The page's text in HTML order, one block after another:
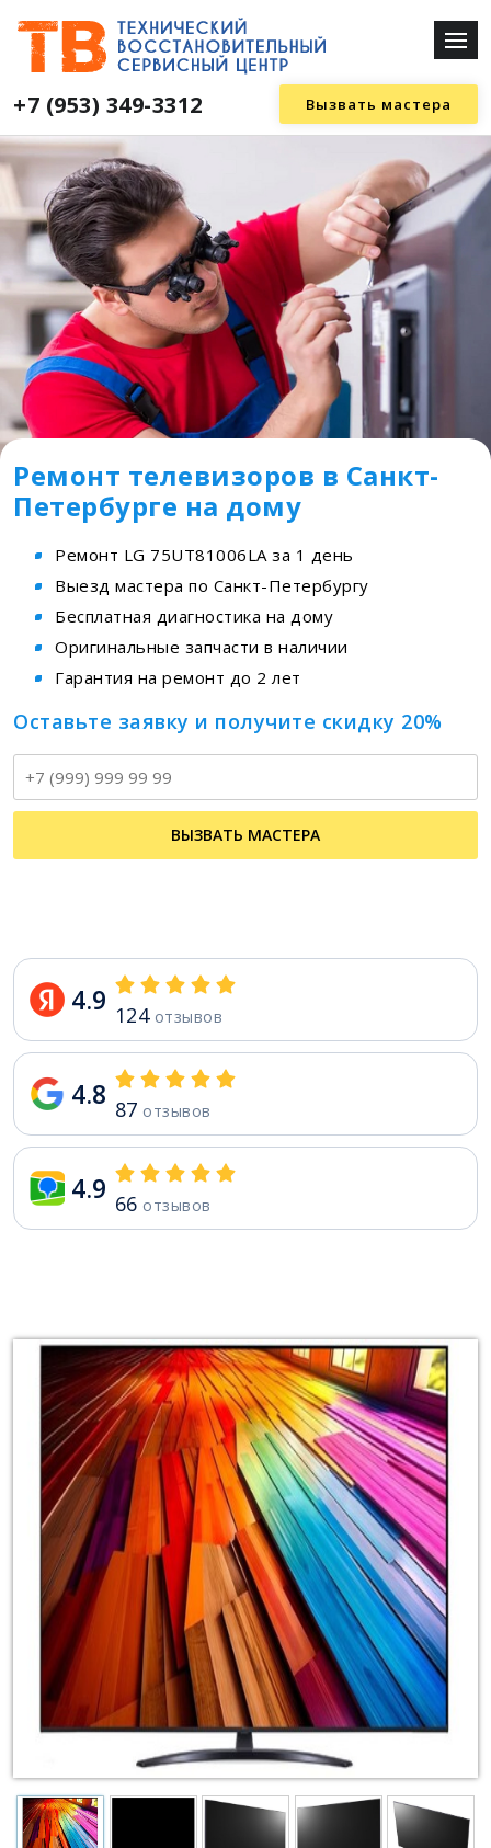
+7 (953) 349-3312 Вызвать мастера
Ремонт телевизоров в Санкт-
Петербурге на дому
Ремонт LG 75UT81006LA за 1 день
Выезд мастера по Санкт-Петербургу
Бесплатная диагностика на дому
Оригинальные запчасти в наличии
Гарантия на ремонт до 2 лет
Оставьте заявку и получите скидку 20%
ВЫЗВАТЬ МАСТЕРА
4.9 124отзывов
4.8 87 отзывов
4.9 66 отзывов